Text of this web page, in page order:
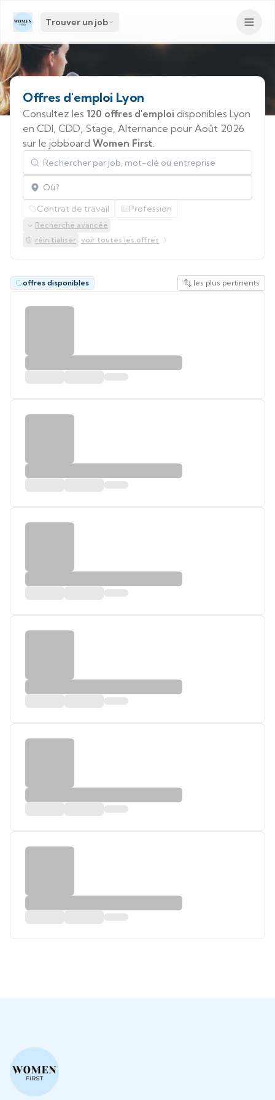
Trouver un job
Offres d'emploi Lyon
Consultez les 120 offres d'emploi disponibles Lyon
en CDI, CDD, Stage, Alternance pour Août 2026
sur le jobboard Women First.
Rechercher par job, mot-clé ou entreprise
Localisation
Contrat de travail Profession
Recherche avancée
réinitialiser voir toutes les offres
offres disponibles les plus pertinents